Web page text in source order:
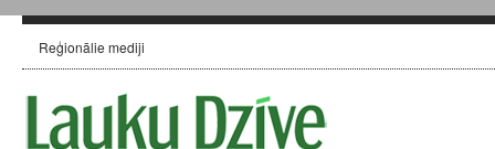
Reģionālie mediji